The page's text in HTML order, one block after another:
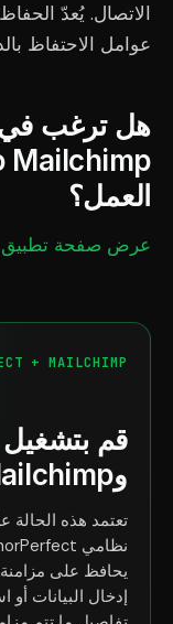
الاتصال. يُعدّ
عوامل الاحتفاظ
العمل؟
عرض صفحة تطبيق
+ MAILCHIMP
وMailchimp كنظام واحد
تعتمد هذه الحالة
يحافظ على مزامنة
إدخال البيانات